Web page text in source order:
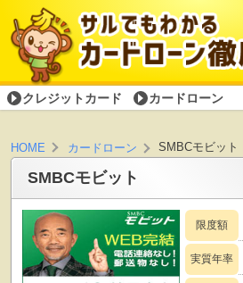
クレジットカード カードローン
HOME カードローン SMBCモビット
SMBCモビット
限度額
実質年率